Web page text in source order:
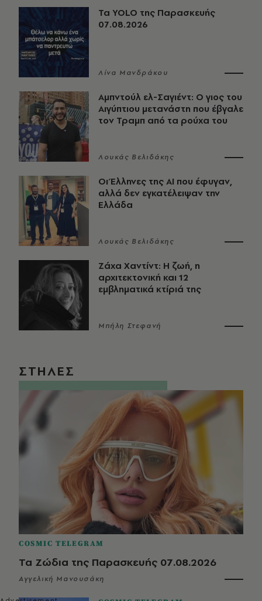
Τα YOLO της Παρασκευής
07.08.2026
Λίνα Μανδράκου
Αμπντούλ ελ-Σαγιέντ: Ο γιος του
Αιγύπτιου μετανάστη που έβγαλε
τον Τραμπ από τα ρούχα του
Λουκάς Βελιδάκης
Οι Έλληνες της ΑΙ που έφυγαν,
αλλά δεν εγκατέλειψαν την
Ελλάδα
Λουκάς Βελιδάκης
Ζάχα Χαντίντ: Η ζωή, η
αρχιτεκτονική και 12
εμβληματικά κτίριά της
Μπήλη Στεφανή
ΣΤΗΛΕΣ
COSMIC TELEGRAM
Τα Ζώδια της Παρασκευής 07.08.2026
Αγγελική Μανουσάκη